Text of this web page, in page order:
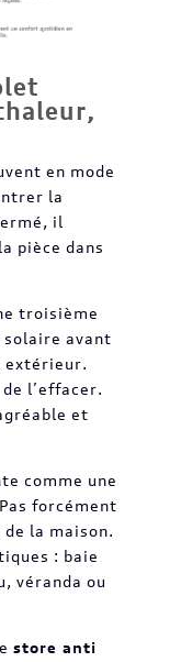
en mode
la
il
pièce dans
troisième
avant
extérieur.
l’effacer.
et
comme une
forcément
la maison.
: baie
véranda ou
store anti